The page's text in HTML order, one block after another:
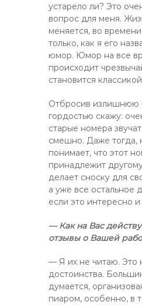
устарело ли? Это
вопрос для меня.
меняется, во
только, как я его
юмор. Юмор на все
происходит
становится
Отбросив излишнюю
гордостью скажу:
старые номера
смешно. Даже тогда,
понимает, что этот
принадлежит
делает сноску для
а уже все остальное
если это интересно
— Как на Вас
отзывы о Вашей
— Я их не читаю. Это
достоинства.
думается,
пиаром, особенно, в